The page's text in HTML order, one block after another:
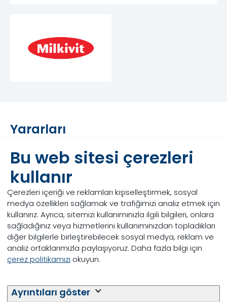
Bu web sitesi çerezleri
kullanır
Çerezleri içeriği ve reklamları kişiselleştirmek, sosyal
medya özellikleri sağlamak ve trafiğimizi analiz etmek için
kullanırız. Ayrıca, sitemizi kullanımınızla ilgili bilgileri, onlara
sağladığınız veya hizmetlerini kullanımınızdan topladıkları
diğer bilgilerle birleştirebilecek sosyal medya, reklam ve
analiz ortaklarımızla paylaşıyoruz. Daha fazla bilgi için
çerez politikamızı okuyun.
Ayrıntıları göster
Yararları
%20 Yağsız süt tozu içerir.
Sütten kesim öncesi yüksek canlı ağırlık kazancı.
İlk laktasyonda 400 Lt. Daha fazla süt üretimi.
Buzağı için harika tat ve çözünürlülük.
Üst düzey buzağı yemi tüketimini destekleme
Özellikler
25 KG lık Kraft Torbalarda Satışa Sunulur.